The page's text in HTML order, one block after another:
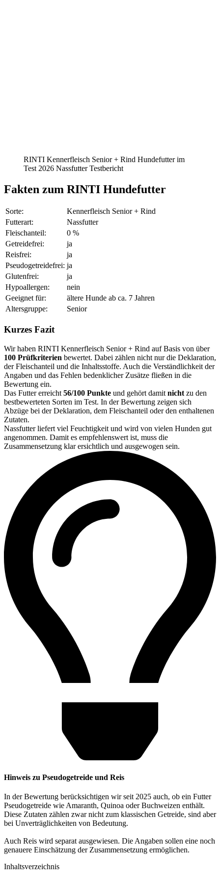
RINTI Kennerfleisch Senior + Rind Hundefutter im
Test 2026 Nassfutter Testbericht
Fakten zum RINTI Hundefutter
Sorte:
Kennerfleisch Senior + Rind
Futterart:
Nassfutter
Fleischanteil:
0 %
Getreidefrei:
ja
Reisfrei:
ja
Pseudogetreidefrei: ja
Glutenfrei:
ja
Hypoallergen:
nein
Geeignet für:
ältere Hunde ab ca. 7 Jahren
Altersgruppe:
Senior
Kurzes Fazit
Wir haben RINTI Kennerfleisch Senior + Rind auf Basis von über
100 Prüfkriterien bewertet. Dabei zählen nicht nur die Deklaration,
der Fleischanteil und die Inhaltsstoffe. Auch die Verständlichkeit der
Angaben und das Fehlen bedenklicher Zusätze fließen in die
Bewertung ein.
Das Futter erreicht 56/100 Punkte und gehört damit nicht zu den
bestbewerteten Sorten im Test. In der Bewertung zeigen sich
Abzüge bei der Deklaration, dem Fleischanteil oder den enthaltenen
Zutaten.
Nassfutter liefert viel Feuchtigkeit und wird von vielen Hunden gut
angenommen. Damit es empfehlenswert ist, muss die
Zusammensetzung klar ersichtlich und ausgewogen sein.
Hinweis zu Pseudogetreide und Reis
In der Bewertung berücksichtigen wir seit 2025 auch, ob ein Futter
Pseudogetreide wie Amaranth, Quinoa oder Buchweizen enthält.
Diese Zutaten zählen zwar nicht zum klassischen Getreide, sind aber
bei Unverträglichkeiten von Bedeutung.
Auch Reis wird separat ausgewiesen. Die Angaben sollen eine noch
genauere Einschätzung der Zusammensetzung ermöglichen.
Inhaltsverzeichnis​